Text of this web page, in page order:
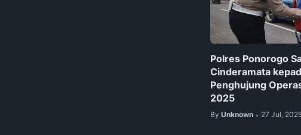
Polres Ponorogo
Cinderamata
Penghujung
2025
By Unknown • 27 Jul,